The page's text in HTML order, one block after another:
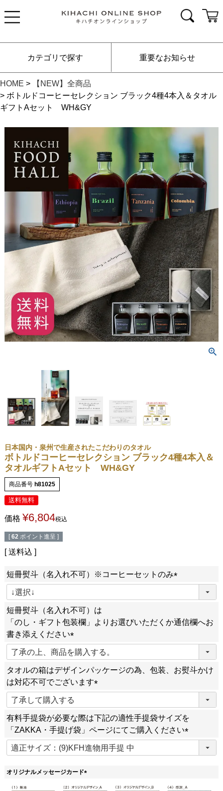
カテゴリで探す 重要なお知らせ
HOME
【NEW】全商品
ボトルドコーヒーセレクション ブラック4種4本入＆タオル
ギフトAセット WH&GY
日本国内・泉州で生産されたこだわりのタオル
ボトルドコーヒーセレクション ブラック4種4本入＆
タオルギフトAセット WH&GY
商品番号 h81025
送料無料
価格 ¥6,804税込
[ 62 ポイント進呈 ]
送料込
短冊熨斗（名入れ不可）※コーヒーセットのみ
必
)
短冊熨斗（名入れ不可）は
「のし・ギフト包装欄」よりお選びいただくか通信欄へお
書き添えください
(
必
須
)
タオルの箱はデザインパッケージの為、包装、お熨斗かけ
は対応不可でございます
必
須
)
有料手提袋が必要な際は下記の適性手提袋サイズを
「ZAKKA・手提げ袋」ページにてご購入ください
必
オリジナルメッセージカード